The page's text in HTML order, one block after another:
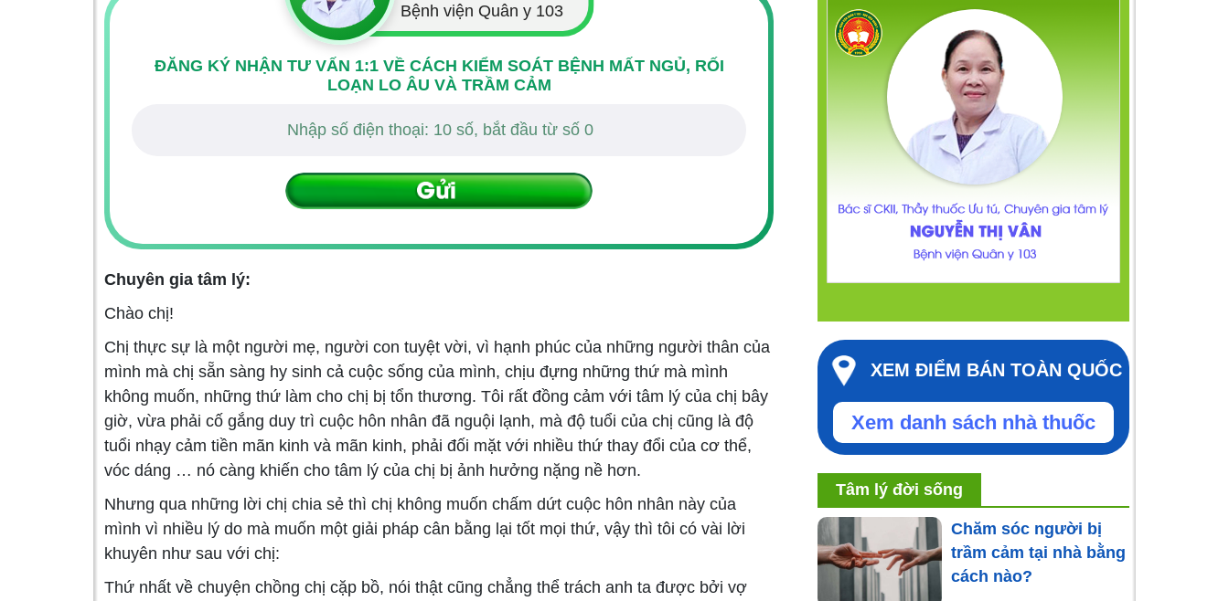
Bệnh viện Quân y 103
ĐĂNG KÝ NHẬN TƯ VẤN 1:1 VỀ CÁCH KIỂM SOÁT BỆNH MẤT NGỦ, RỐI
LOẠN LO ÂU VÀ TRẦM CẢM
Chuyên gia tâm lý:
Chào chị!
Chị thực sự là một người mẹ, người con tuyệt vời, vì hạnh phúc của những người thân của
mình mà chị sẵn sàng hy sinh cả cuộc sống của mình, chịu đựng những thứ mà mình
không muốn, những thứ làm cho chị bị tổn thương. Tôi rất đồng cảm với tâm lý của chị bây
giờ, vừa phải cố gắng duy trì cuộc hôn nhân đã nguội lạnh, mà độ tuổi của chị cũng là độ
tuổi nhạy cảm tiền mãn kinh và mãn kinh, phải đối mặt với nhiều thứ thay đổi của cơ thể,
vóc dáng … nó càng khiến cho tâm lý của chị bị ảnh hưởng nặng nề hơn.
Nhưng qua những lời chị chia sẻ thì chị không muốn chấm dứt cuộc hôn nhân này của
mình vì nhiều lý do mà muốn một giải pháp cân bằng lại tốt mọi thứ, vậy thì tôi có vài lời
khuyên như sau với chị:
Thứ nhất về chuyện chồng chị cặp bồ, nói thật cũng chẳng thể trách anh ta được bởi vợ
Nỗi sợ bị chỉ trích:
Nguyên nhân và cách
vượt qua
XEM ĐIỂM BÁN TOÀN QUỐC
Xem danh sách nhà thuốc
Tâm lý đời sống
Chăm sóc người bị
trầm cảm tại nhà bằng
cách nào?